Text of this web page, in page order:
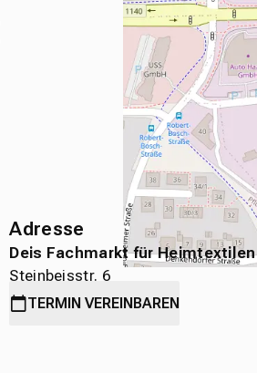
Adresse
Deis Fachmarkt für Heimtextilen
Steinbeisstr. 6
71636 Ludwigsburg
TERMIN VEREINBAREN